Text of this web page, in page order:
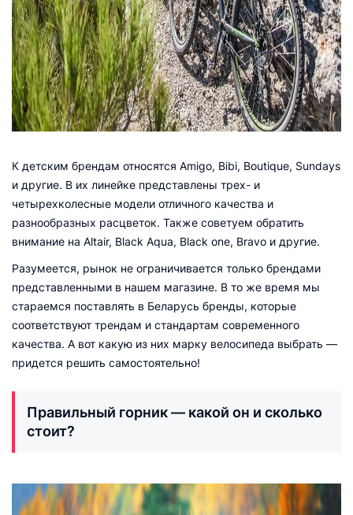
К детским брендам относятся Amigo, Bibi, Boutique, Sundays
и другие. В их линейке представлены трех- и
четырехколесные модели отличного качества и
разнообразных расцветок. Также советуем обратить
внимание на Altair, Black Aqua, Black one, Bravo и другие.
Разумеется, рынок не ограничивается только брендами
представленными в нашем магазине. В то же время мы
стараемся поставлять в Беларусь бренды, которые
соответствуют трендам и стандартам современного
качества. А вот какую из них марку велосипеда выбрать —
придется решить самостоятельно!
Правильный горник — какой он и сколько
стоит?